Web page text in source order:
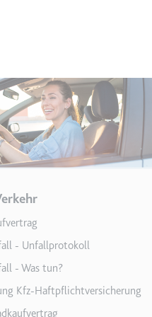
Besuchers zu
Daten über die
werden.
- Unfallprotokoll
- Was tun?
Kfz-Haftpflichtversicherung